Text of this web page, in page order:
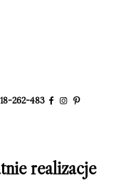
262-483
realizacje